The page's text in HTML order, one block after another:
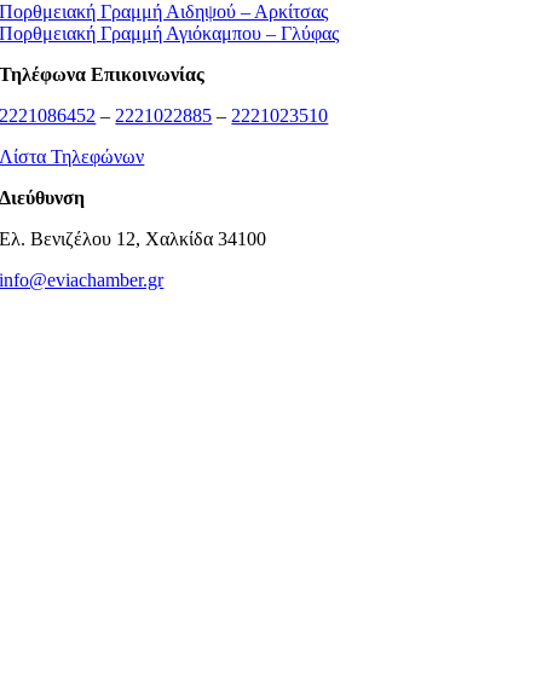
Πορθμειακή Γραμμή Αιδηψού – Αρκίτσας
Πορθμειακή Γραμμή Αγιόκαμπου – Γλύφας
Τηλέφωνα Επικοινωνίας
2221086452 – 2221022885 – 2221023510
Λίστα Τηλεφώνων
Διεύθυνση
Ελ. Βενιζέλου 12, Χαλκίδα 34100
info@eviachamber.gr